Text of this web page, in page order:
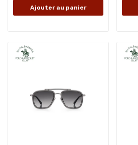
Ajouter au panier